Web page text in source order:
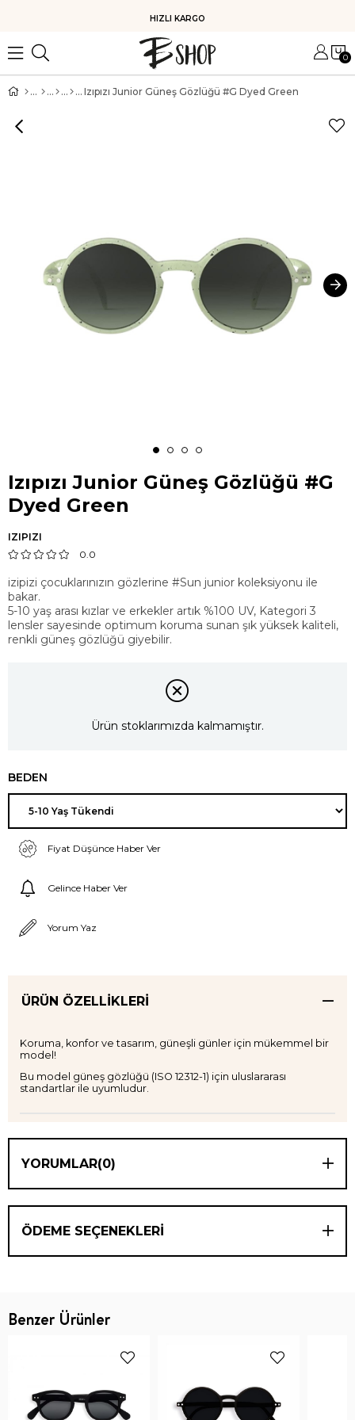
HIZLI KARGO
0
Izıpızı Junior Güneş Gözlüğü #G Dyed Green
Izıpızı Junior Güneş Gözlüğü #G
Dyed Green
IZIPIZI
0.0
izipizi çocuklarınızın gözlerine #Sun junior koleksiyonu ile
bakar.
5-10 yaş arası kızlar ve erkekler artık %100 UV, Kategori 3
lensler sayesinde optimum koruma sunan şık yüksek kaliteli,
renkli güneş gözlüğü giyebilir.
Ürün stoklarımızda kalmamıştır.
BEDEN
Fiyat Düşünce Haber Ver
Gelince Haber Ver
Yorum Yaz
ÜRÜN ÖZELLIKLERI
Koruma, konfor ve tasarım, güneşli günler için mükemmel bir
model!
Bu model güneş gözlüğü (ISO 12312-1) için uluslararası
standartlar ile uyumludur.
YORUMLAR(0)
ÖDEME SEÇENEKLERI
Benzer Ürünler